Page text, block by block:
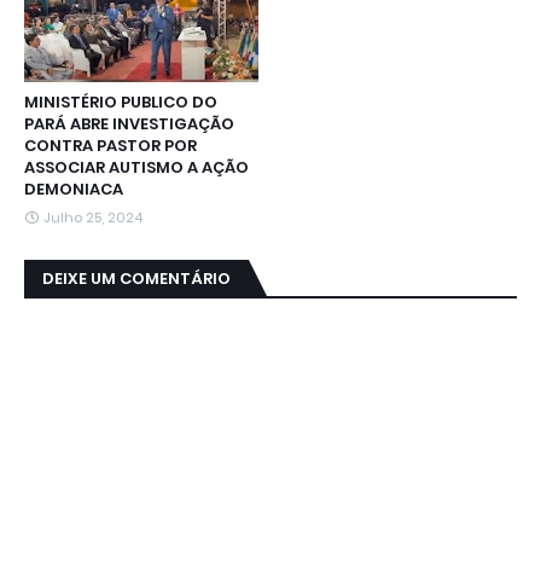
MINISTÉRIO PUBLICO DO
PARÁ ABRE INVESTIGAÇÃO
CONTRA PASTOR POR
ASSOCIAR AUTISMO A AÇÃO
DEMONIACA
Julho 25, 2024
DEIXE UM COMENTÁRIO